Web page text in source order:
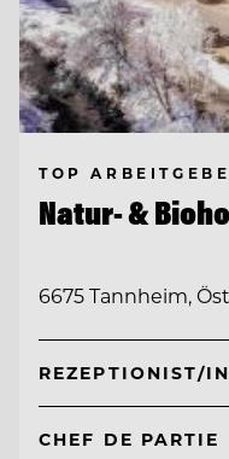
TOP
Natur- &
6675 Tannheim,
REZEPTIONIST/IN
CHEF DE PARTIE